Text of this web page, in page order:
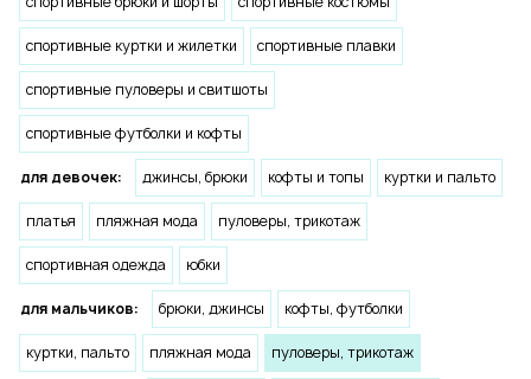
спортивные куртки и жилетки спортивные плавки
спортивные пуловеры и свитшоты
спортивные футболки и кофты
для девочек: джинсы, брюки кофты и топы куртки и пальто
платья пляжная мода пуловеры, трикотаж
спортивная одежда юбки
для мальчиков: брюки, джинсы кофты, футболки
куртки, пальто пляжная мода пуловеры, трикотаж